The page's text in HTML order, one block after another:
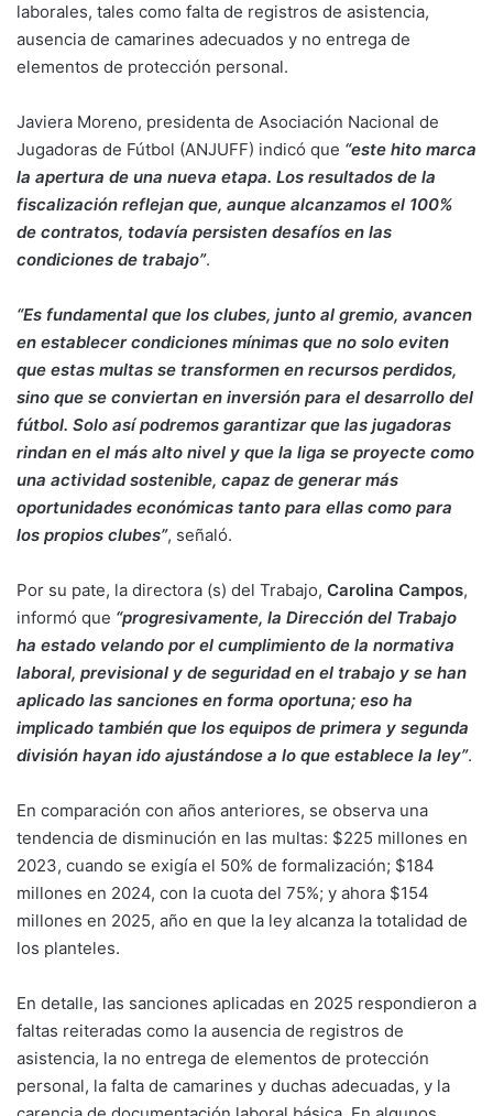
laborales, tales como falta de registros de asistencia,
ausencia de camarines adecuados y no entrega de
elementos de protección personal.
Javiera Moreno, presidenta de Asociación Nacional de
Jugadoras de Fútbol (ANJUFF) indicó que “este hito marca
la apertura de una nueva etapa. Los resultados de la
fiscalización reflejan que, aunque alcanzamos el 100%
de contratos, todavía persisten desafíos en las
condiciones de trabajo”.
“Es fundamental que los clubes, junto al gremio, avancen
en establecer condiciones mínimas que no solo eviten
que estas multas se transformen en recursos perdidos,
sino que se conviertan en inversión para el desarrollo del
fútbol. Solo así podremos garantizar que las jugadoras
rindan en el más alto nivel y que la liga se proyecte como
una actividad sostenible, capaz de generar más
oportunidades económicas tanto para ellas como para
los propios clubes”, señaló.
Por su pate, la directora (s) del Trabajo, Carolina Campos,
informó que “progresivamente, la Dirección del Trabajo
ha estado velando por el cumplimiento de la normativa
laboral, previsional y de seguridad en el trabajo y se han
aplicado las sanciones en forma oportuna; eso ha
implicado también que los equipos de primera y segunda
división hayan ido ajustándose a lo que establece la ley”.
En comparación con años anteriores, se observa una
tendencia de disminución en las multas: $225 millones en
2023, cuando se exigía el 50% de formalización; $184
millones en 2024, con la cuota del 75%; y ahora $154
millones en 2025, año en que la ley alcanza la totalidad de
los planteles.
En detalle, las sanciones aplicadas en 2025 respondieron a
faltas reiteradas como la ausencia de registros de
asistencia, la no entrega de elementos de protección
personal, la falta de camarines y duchas adecuadas, y la